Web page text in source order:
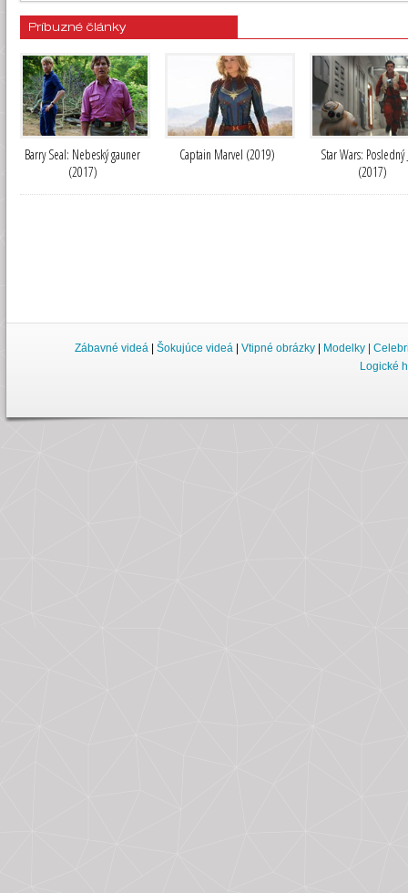
Príbuzné články
Barry Seal: Nebeský gauner
(2017)
Captain Marvel (2019)
Star Wars: Posledný
(2017)
Zábavné videá | Šokujúce videá | Vtipné obrázky | Modelky |
Logické